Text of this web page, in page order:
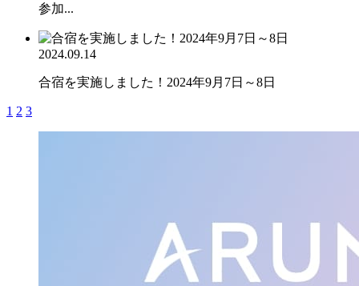
参加...
2024.09.14
合宿を実施しました！2024年9月7日～8日
1 2 3